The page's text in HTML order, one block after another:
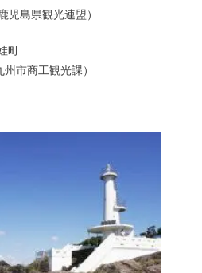
島県観光連盟）
町
市商工観光課）